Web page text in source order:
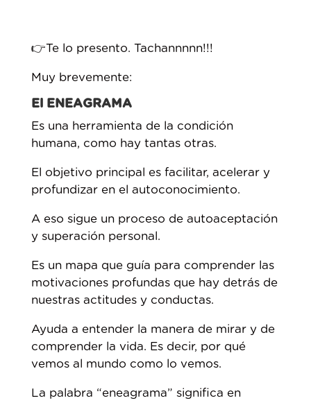
👉Te lo presento. Tachannnnn!!!
Muy brevemente:
El ENEAGRAMA
Es una herramienta de la condición
humana, como hay tantas otras.
El objetivo principal es facilitar, acelerar y
profundizar en el autoconocimiento.
A eso sigue un proceso de autoaceptación
y superación personal.
Es un mapa que guía para comprender las
motivaciones profundas que hay detrás de
nuestras actitudes y conductas.
Ayuda a entender la manera de mirar y de
comprender la vida. Es decir, por qué
vemos al mundo como lo vemos.
La palabra “eneagrama” significa en